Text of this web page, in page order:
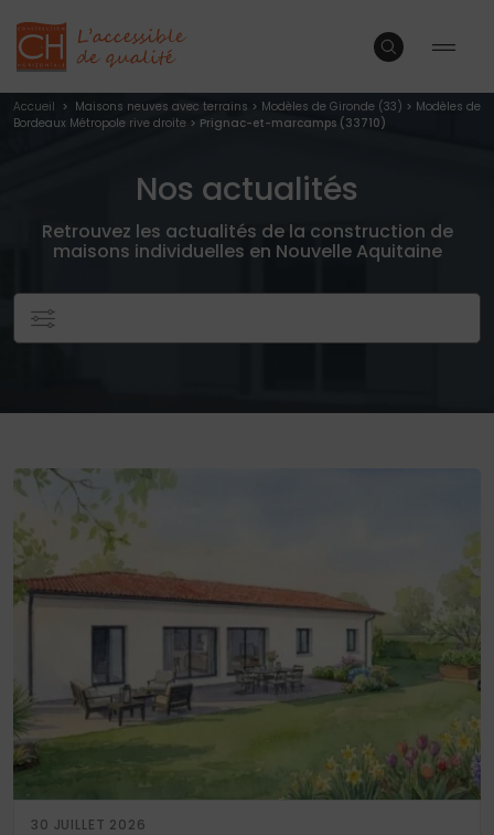
Accueil > Maisons neuves avec terrains > Modèles de Gironde (33) > Modèles de
Bordeaux Métropole rive droite > Prignac-et-marcamps (33710)
Nos actualités
Retrouvez les actualités de la construction de
maisons individuelles en Nouvelle Aquitaine
30 JUILLET 2026